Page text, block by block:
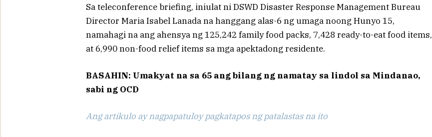
Sa teleconference briefing, iniulat ni DSWD Disaster Response Management Bureau
Director Maria Isabel Lanada na hanggang alas-6 ng umaga noong Hunyo 15,
namahagi na ang ahensya ng 125,242 family food packs, 7,428 ready-to-eat food items,
at 6,990 non-food relief items sa mga apektadong residente.
BASAHIN: Umakyat na sa 65 ang bilang ng namatay sa lindol sa Mindanao,
sabi ng OCD
Ang artikulo ay nagpapatuloy pagkatapos ng patalastas na ito